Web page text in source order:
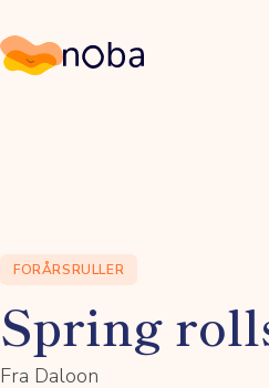
Noba
FORÅRSRULLER
Spring
Fra Daloon